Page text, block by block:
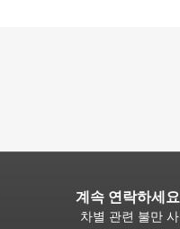
계속 연락하세요
차별 관련 불만